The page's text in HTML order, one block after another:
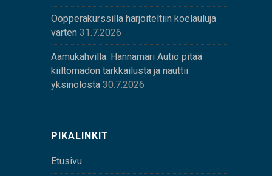
Oopperakurssilla harjoiteltiin koelauluja
varten 31.7.2026
Aamukahvilla: Hannamari Autio pitää
kiiltomadon tarkkailusta ja nauttii
yksinolosta 30.7.2026
PIKALINKIT
Etusivu